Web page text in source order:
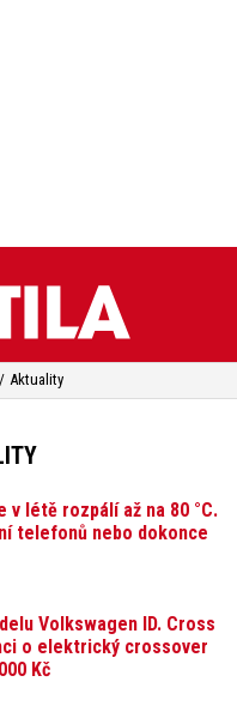
Aktuality
v létě rozpálí až na 80 °C.
telefonů nebo dokonce
Volkswagen ID. Cross
o elektrický crossover
Kč